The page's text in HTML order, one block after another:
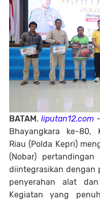
BATAM , liputan12.com
Bhayangkara ke-80,
Riau (Polda Kepri)
(Nobar)
diintegrasikan dengan
penyerahan alat
Kegiatan yang